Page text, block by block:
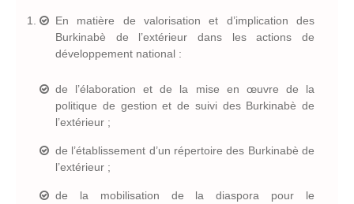
En matière de valorisation et d’implication des
Burkinabè de l’extérieur dans les actions de
développement national :
de l’élaboration et de la mise en œuvre de la
politique de gestion et de suivi des Burkinabè de
l’extérieur ;
de l’établissement d’un répertoire des Burkinabè de
l’extérieur ;
de la mobilisation de la diaspora pour le